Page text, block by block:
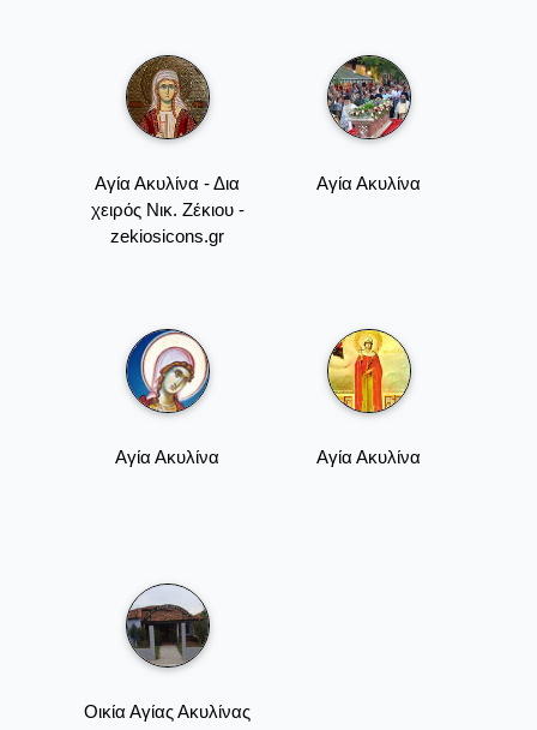
Αγία Ακυλίνα - Δια
χειρός Νικ. Ζέκιου -
zekiosicons.gr
Αγία Ακυλίνα
Αγία Ακυλίνα Αγία Ακυλίνα
Οικία Αγίας Ακυλίνας